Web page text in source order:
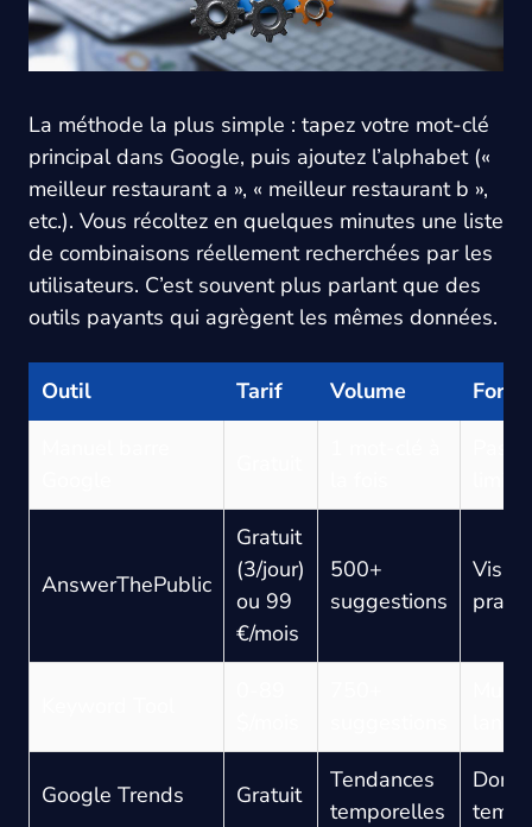
La méthode la plus simple : tapez votre mot-clé
principal dans Google, puis ajoutez l’alphabet («
meilleur restaurant a », « meilleur restaurant b »,
etc.). Vous récoltez en quelques minutes une liste
de combinaisons réellement recherchées par les
utilisateurs. C’est souvent plus parlant que des
outils payants qui agrègent les mêmes données.
Outil Tarif Volume
Force
AnswerThePublic
Gratuit
(3/jour)
ou 99
€/mois
500+
suggestions
Google Trends Gratuit
Tendances
temporelles